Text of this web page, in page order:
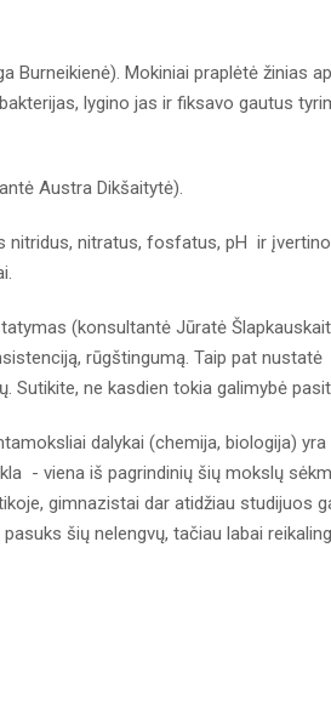
Mokiniai praplėtė žinias
lygino jas ir fiksavo gautus
Austra Dikšaitytė).
nitridus, nitratus, fosfatus, pH ir
(konsultantė Jūratė
rūgštingumą. Taip pat nustatė
ne kasdien tokia galimybė
dalykai (chemija, biologija) yra
- viena iš pagrindinių šių mokslų
gimnazistai dar atidžiau studijuos
šių nelengvų, tačiau labai